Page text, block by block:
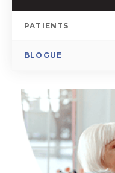
PATIENTS
BLOGUE